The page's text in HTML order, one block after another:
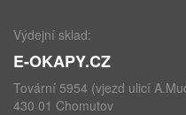
Výdejní sklad:
E-OKAPY.CZ
Tovární 5954 (vjezd ulicí
430 01 Chomutov